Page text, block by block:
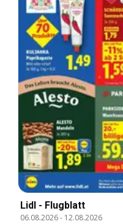
Lidl - Flugblatt
06.08.2026- 12.08.2026